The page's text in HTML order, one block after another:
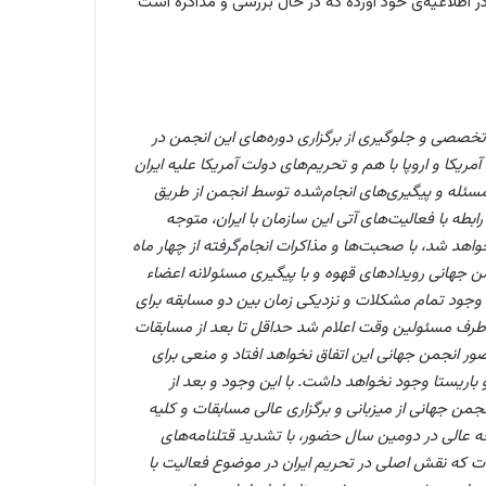
و جلوگیری از برگزاری دوره‌های این انجمن در
و اروپا با هم و تحریم‌های دولت آمریکا علیه ایران
و پیگیری‌های انجام‌شده توسط انجمن از طریق
با فعالیت‌های آتی این سازمان با ایران، متوجه
شد، با صحبت‌ها و مذاکرات انجام‌گرفته از چهار ماه
رویدادهای قهوه و با پیگیری مسئولانه اعضاء
وجود تمام مشکلات و نزدیکی زمان بین دو مسابقه برای
طرف مسئولین وقت اعلام شد حداقل تا بعد از مسابقات
انجمن جهانی این اتفاق نخواهد افتاد و منعی برای
٢٠١٧ در رشته های لاته آرت و باریستا وجود نخواهد داشت. با این وجود و بعد از
جهانی از میزبانی و برگزاری عالی مسابقات و کلیه
عالی در دومین سال حضور، با تشدید قتلنامه‌های
که نقش اصلی در تحریم ایران در موضوع فعالیت با